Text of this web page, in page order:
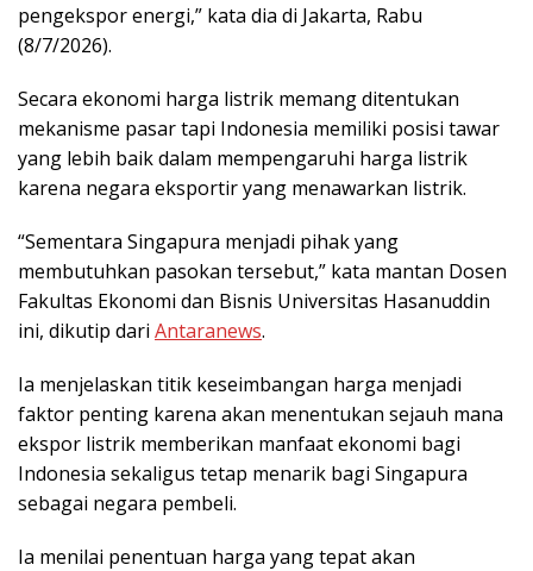
pengekspor energi,” kata dia di Jakarta, Rabu
(8/7/2026).
Secara ekonomi harga listrik memang ditentukan
mekanisme pasar tapi Indonesia memiliki posisi tawar
yang lebih baik dalam mempengaruhi harga listrik
karena negara eksportir yang menawarkan listrik.
“Sementara Singapura menjadi pihak yang
membutuhkan pasokan tersebut,” kata mantan Dosen
Fakultas Ekonomi dan Bisnis Universitas Hasanuddin
ini, dikutip dari Antaranews.
Ia menjelaskan titik keseimbangan harga menjadi
faktor penting karena akan menentukan sejauh mana
ekspor listrik memberikan manfaat ekonomi bagi
Indonesia sekaligus tetap menarik bagi Singapura
sebagai negara pembeli.
Ia menilai penentuan harga yang tepat akan